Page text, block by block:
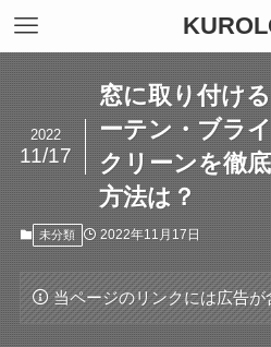
窓に取り付け
ーテン・ブラ
クリーンを徹
方法は？
2022
11/17
未分類 2022年11月17日
当ページのリンクには広告